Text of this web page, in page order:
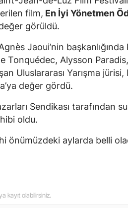
film, En İyi Yönetmen
görüldü.
Jaoui’nin
Tonquédec, Alysson
Uluslararası Yarışma jürisi,
değer gördü.
Sendikası tarafından
oldu.
önümüzdeki aylarda belli
kayıt olabilirsiniz.